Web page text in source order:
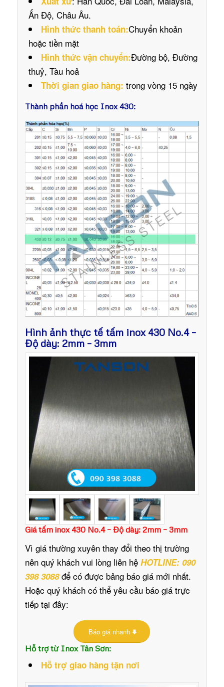
Ấn Độ, Châu Âu.
Hình thức thanh toán:Chuyển khoản
hoặc tiền mặt
Hình thức vận chuyển:Đường bộ, Đường
thuỷ, Tàu hoả
Thời gian giao hàng: trong vòng 15 ngày
Thành phần hoá học Inox 430:
Hình ảnh thực tế tấm inox 430 No.4 –
Độ dày: 2mm – 3mm
Giá tấm inox 430 No.4 – Độ dày: 2mm – 3mm
Vì giá thường xuyên thay đổi theo thị trường
nên quý khách vui lòng liên hệ HOTLINE: 090
398 3088để có được bảng báo giá mới nhất.
Hoặc quý khách có thể yêu cầu báo giá trực
tiếp tại đây:
Báo giá nhanh
Hỗ trợ từ Inox Tân Sơn:
Hỗ trợ giao hàng tận nơi